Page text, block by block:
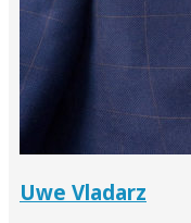
Uwe Vladarz